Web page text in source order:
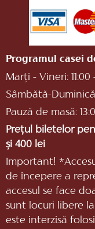
Programul casei
Marți - Vineri:
Sâmbătă-Duminică:
Pauză de masă:
Prețul biletelor
și 400 lei
Important!
de începere a
accesul se face
sunt locuri libere
este interzisă